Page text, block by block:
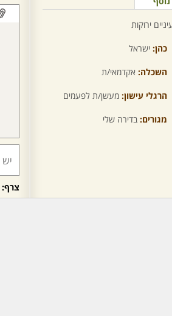
ירוקות
כהן: ישראל
השכלה: אקדמאי/ת
הרגלי עישון: מעשן/ת לפעמים
מגורים: בדירה שלי
צרף: